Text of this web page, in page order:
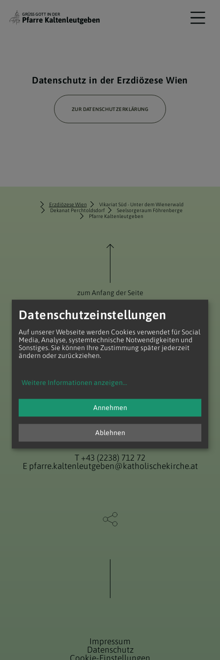
GRÜSS GOTT IN DER
Pfarre Kaltenleutgeben
Datenschutz in der Erzdiözese Wien
ZUR DATENSCHUTZERKLÄRUNG
Erzdiözese Wien
Vikariat Süd - Unter dem Wienerwald
Dekanat Perchtoldsdorf
Seelsorgeraum Föhrenberge
Pfarre Kaltenleutgeben
zum Anfang der Seite
Pfarre Kaltenleutgeben
Pfarrg. 5
2391 Kaltenleutgeben
T +43 (2238) 712 72
E pfarre.kaltenleutgeben@katholischekirche.at
Impressum
Datenschutz
Datenschutzeinstellungen
Auf unserer Webseite werden Cookies verwendet für Social
Media, Analyse, systemtechnische Notwendigkeiten und
Sonstiges. Sie können Ihre Zustimmung später jederzeit
ändern oder zurückziehen.
Weitere Informationen anzeigen...
Ablehnen
Annehmen